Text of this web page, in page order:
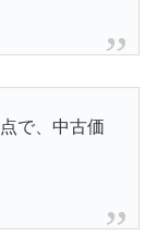
で、中古価